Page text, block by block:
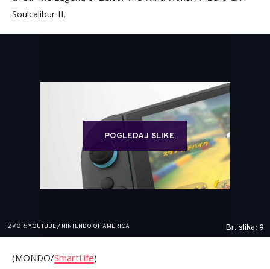
Soulcalibur II.
POGLEDAJ SLIKE
IZVOR: YOUTUBE / NINTENDO OF AMERICA Br. slika: 9
(MONDO/SmartLife)